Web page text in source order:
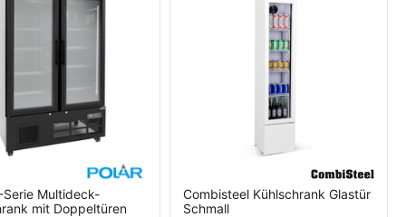
Serie Multideck-
mit Doppeltüren
Combisteel Kühlschrank Glastür
Schmall